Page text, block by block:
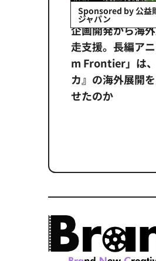
Sponsored by 公益
ジャパン
企画開発から海
走支援。長編ア
m Frontier」は
カ』の海外展開
せたのか